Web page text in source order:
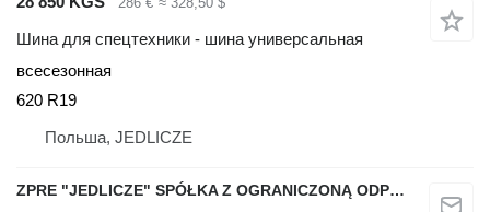
Шина для спецтехники - шина универсальная
всесезонная
620 R19
Польша, JEDLICZE
ZPRE "JEDLICZE" SPÓŁKA Z OGRANICZONĄ ODPOWIEDZIALNOŚCIĄ